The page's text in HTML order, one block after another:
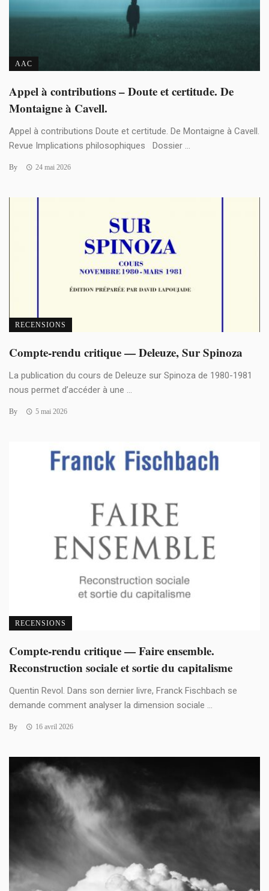
AAC
Appel à contributions – Doute et certitude. De
Montaigne à Cavell.
Appel à contributions Doute et certitude. De Montaigne à Cavell.
Revue Implications philosophiques Dossier ...
By 24 mai 2026
RECENSIONS
Compte-rendu critique — Deleuze, Sur Spinoza
La publication du cours de Deleuze sur Spinoza de 1980-1981
nous permet d’accéder à une ...
By 5 mai 2026
RECENSIONS
Compte-rendu critique — Faire ensemble.
Reconstruction sociale et sortie du capitalisme
Quentin Revol. Dans son dernier livre, Franck Fischbach se
demande comment analyser la dimension sociale ...
By 16 avril 2026